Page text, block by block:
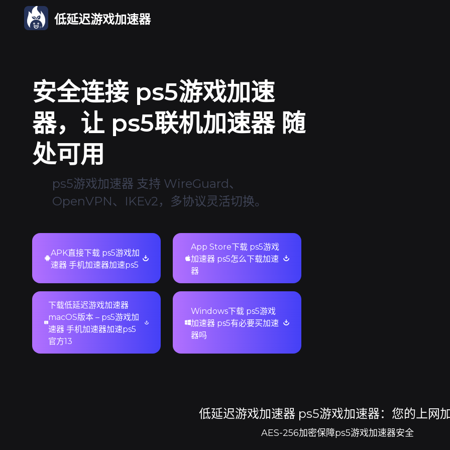
低延迟游戏加速器
安全连接 ps5游戏加速
器，让 ps5联机加速器 随
处可用
ps5游戏加速器 支持 WireGuard、
OpenVPN、IKEv2，多协议灵活切换。
APK直接下载 ps5游戏加
速器 手机加速器加速ps5
App Store下载 ps5游戏
加速器 ps5怎么下载加速
器
下载低延迟游戏加速器
macOS版本 – ps5游戏加
速器 手机加速器加速ps5
官方13
Windows下载 ps5游戏
加速器 ps5有必要买加速
器吗
低延迟游戏加速器 ps5游戏加速器：您的上网
AES-256加密保障ps5游戏加速器安全